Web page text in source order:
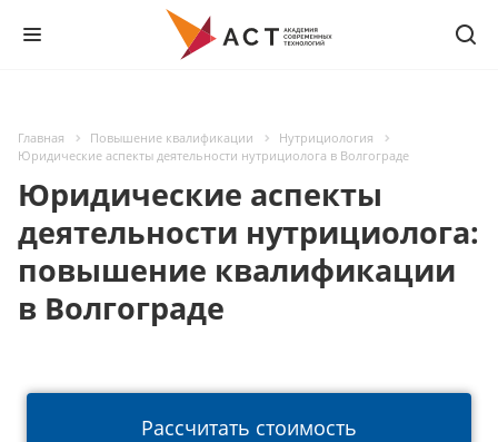
Главная Повышение квалификации
Нутрициология
Юридические аспекты деятельности нутрициолога в Волгограде
Юридические аспекты
деятельности нутрициолога:
повышение квалификации
в Волгограде
Рассчитать стоимость